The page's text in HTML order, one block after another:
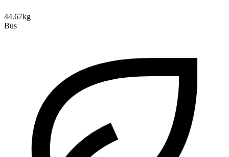
44.67kg
Bus